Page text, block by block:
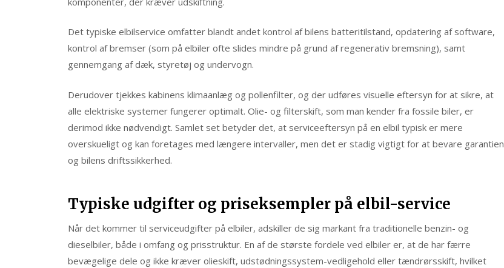
Det typiske elbilservice omfatter blandt andet kontrol af bilens batteritilstand, opdatering af software,
kontrol af bremser (som på elbiler ofte slides mindre på grund af regenerativ bremsning), samt
gennemgang af dæk, styretøj og undervogn.
Derudover tjekkes kabinens klimaanlæg og pollenfilter, og der udføres visuelle eftersyn for at sikre, at
alle elektriske systemer fungerer optimalt. Olie- og filterskift, som man kender fra fossile biler, er
derimod ikke nødvendigt. Samlet set betyder det, at serviceeftersyn på en elbil typisk er mere
overskueligt og kan foretages med længere intervaller, men det er stadig vigtigt for at bevare garantien
og bilens driftssikkerhed.
Typiske udgifter og priseksempler på elbil-service
Når det kommer til serviceudgifter på elbiler, adskiller de sig markant fra traditionelle benzin- og
dieselbiler, både i omfang og prisstruktur. En af de største fordele ved elbiler er, at de har færre
bevægelige dele og ikke kræver olieskift, udstødningssystem-vedligehold eller tændrørsskift, hvilket